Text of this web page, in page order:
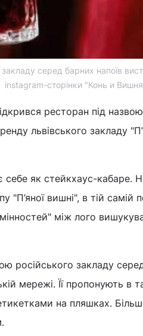
закладу серед барних напоїв
instagram-сторінки "Конь и
ресторан під
львівського закладу
себе як стейкхаус-кабаре.
"П’яної вишні", в тій
між лого
російського закладу
мережі. Її пропонують в
на пляшках.